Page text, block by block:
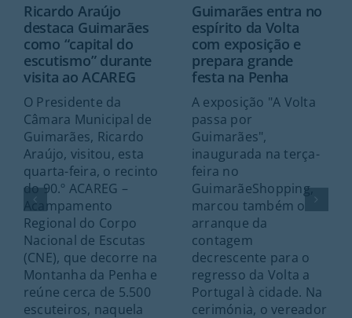
Ricardo Araújo
destaca Guimarães
como “capital do
escutismo” durante
visita ao ACAREG
O Presidente da
Câmara Municipal de
Guimarães, Ricardo
Araújo, visitou, esta
quarta-feira, o recinto
do 90.º ACAREG –
Acampamento
Regional do Corpo
Nacional de Escutas
(CNE), que decorre na
Montanha da Penha e
reúne cerca de 5.500
escuteiros, naquela
Guimarães entra no
espírito da Volta
com exposição e
prepara grande
festa na Penha
A exposição "A Volta
passa por
Guimarães",
inaugurada na terça-
feira no
GuimarãeShopping,
marcou também o
arranque da
contagem
decrescente para o
regresso da Volta a
Portugal à cidade. Na
cerimónia, o vereador